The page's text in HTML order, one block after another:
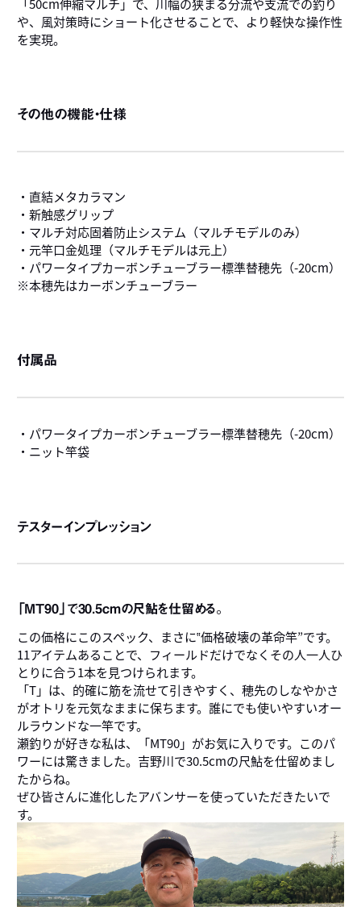
や、風対策時にショート化させることで、より軽快な操作性
を実現。
その他の機能・仕様
・直結メタカラマン
・新触感グリップ
・マルチ対応固着防止システム（マルチモデルのみ）
・元竿口金処理（マルチモデルは元上）
・パワータイプカーボンチューブラー標準替穂先（-20cm）
※本穂先はカーボンチューブラー
付属品
・パワータイプカーボンチューブラー標準替穂先（-20cm）
・ニット竿袋
テスターインプレッション
「MT90」で30.5cmの尺鮎を仕留める。
この価格にこのスペック、まさに‟価格破壊の革命竿”です。
11アイテムあることで、フィールドだけでなくその人一人ひ
とりに合う1本を見つけられます。
「T」は、的確に筋を流せて引きやすく、穂先のしなやかさ
がオトリを元気なままに保ちます。誰にでも使いやすいオー
ルラウンドな一竿です。
瀬釣りが好きな私は、「MT90」がお気に入りです。このパ
ワーには驚きました。吉野川で30.5cmの尺鮎を仕留めまし
たからね。
ぜひ皆さんに進化したアバンサーを使っていただきたいで
す。